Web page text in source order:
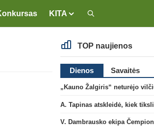
KITA
TOP naujienos
Dienos Savaitės